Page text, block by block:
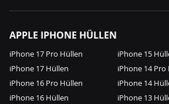
APPLE IPHONE HÜLLEN
iPhone 17 Pro Hüllen
iPhone 17 Hüllen
iPhone 16 Pro Hüllen
iPhone 16 Hüllen
iPhone 15
iPhone 14 Pro
iPhone 14
iPhone 13